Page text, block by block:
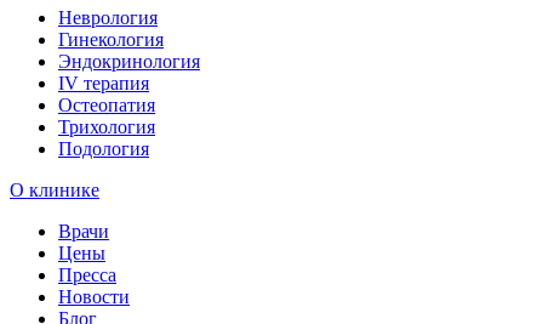
Неврология
Гинекология
Эндокринология
IV терапия
Остеопатия
Трихология
Подология
О клинике
Врачи
Цены
Пресса
Новости
Блог